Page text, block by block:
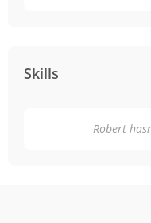
Skills
Robert